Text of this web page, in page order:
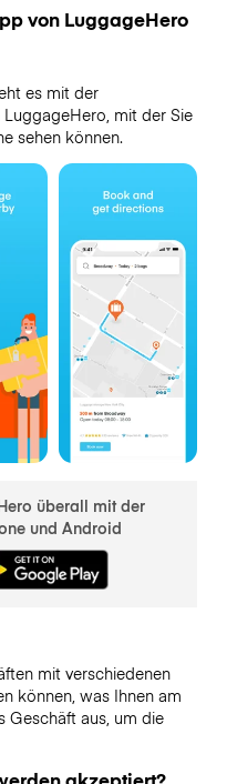
von LuggageHero
es mit der
mit der Sie
sehen können.
überall mit der
und Android
mit verschiedenen
können, was Ihnen am
Geschäft aus, um die